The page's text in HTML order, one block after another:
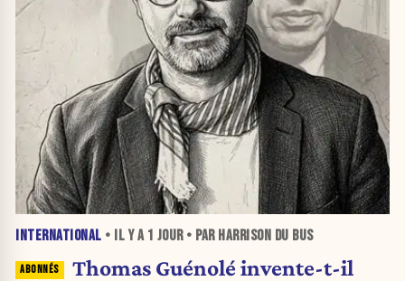
INTERNATIONAL • IL Y A 1 JOUR• PAR HARRISON DU BUS
Thomas Guénolé invente-t-il